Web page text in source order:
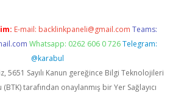
E-mail: backlinkpaneli@gmail.com Teams:
Whatsapp: 0262 606 0 726 Telegram:
@karabul
5651 Sayılı Kanun gereğince Bilgi Teknolojileri
tarafından onaylanmış bir Yer Sağlayıcı